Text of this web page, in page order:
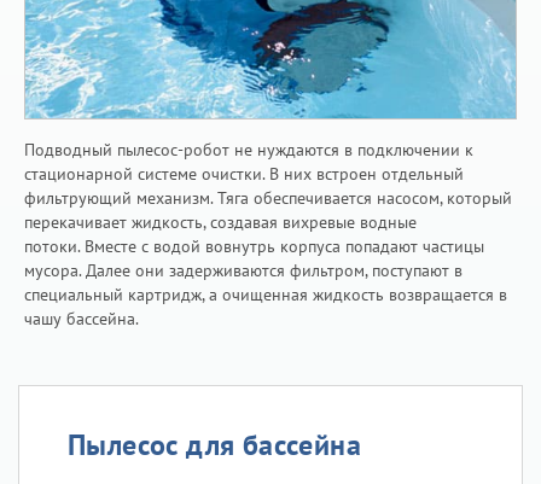
Подводный пылесос-робот не нуждаются в подключении к
стационарной системе очистки. В них встроен отдельный
фильтрующий механизм. Тяга обеспечивается насосом, который
перекачивает жидкость, создавая вихревые водные
потоки. Вместе с водой вовнутрь корпуса попадают частицы
мусора. Далее они задерживаются фильтром, поступают в
специальный картридж, а очищенная жидкость возвращается в
чашу бассейна.
Пылесос для бассейна